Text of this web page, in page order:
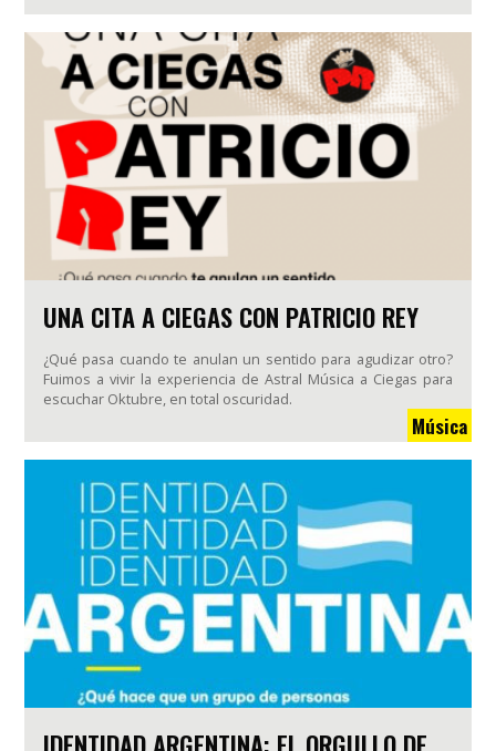
UNA CITA A CIEGAS CON PATRICIO REY
¿Qué pasa cuando te anulan un sentido para agudizar otro?
Fuimos a vivir la experiencia de Astral Música a Ciegas para
escuchar Oktubre, en total oscuridad.
Música